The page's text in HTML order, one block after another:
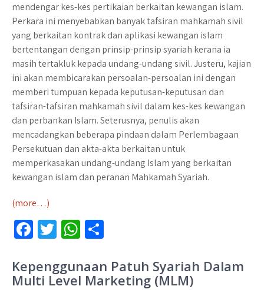
mendengar kes-kes pertikaian berkaitan kewangan islam.
Perkara ini menyebabkan banyak tafsiran mahkamah sivil
yang berkaitan kontrak dan aplikasi kewangan islam
bertentangan dengan prinsip-prinsip syariah kerana ia
masih tertakluk kepada undang-undang sivil. Justeru, kajian
ini akan membicarakan persoalan-persoalan ini dengan
memberi tumpuan kepada keputusan-keputusan dan
tafsiran-tafsiran mahkamah sivil dalam kes-kes kewangan
dan perbankan Islam. Seterusnya, penulis akan
mencadangkan beberapa pindaan dalam Perlembagaan
Persekutuan dan akta-akta berkaitan untuk
memperkasakan undang-undang Islam yang berkaitan
kewangan islam dan peranan Mahkamah Syariah.
(more…)
Fa
b
o
T
tt
er
W
at
sA
ar
e
Kepenggunaan Patuh Syariah Dalam
Multi Level Marketing (MLM)